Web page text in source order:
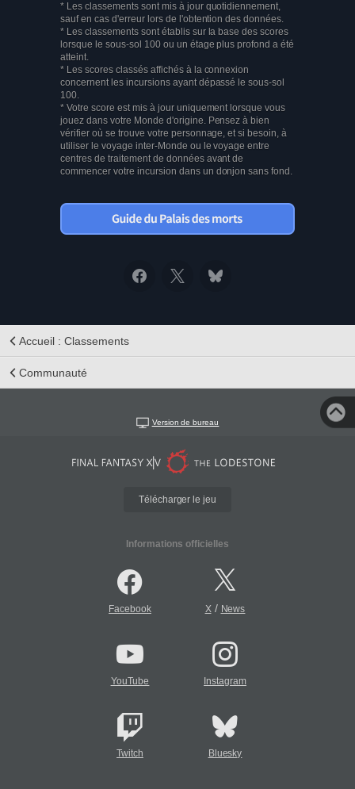
* Les classements sont mis à jour quotidiennement,
sauf en cas d'erreur lors de l'obtention des données.
* Les classements sont établis sur la base des scores
lorsque le sous-sol 100 ou un étage plus profond a été
atteint.
* Les scores classés affichés à la connexion
concernent les incursions ayant dépassé le sous-sol
100.
* Votre score est mis à jour uniquement lorsque vous
jouez dans votre Monde d'origine. Pensez à bien
vérifier où se trouve votre personnage, et si besoin, à
utiliser le voyage inter-Monde ou le voyage entre
centres de traitement de données avant de
commencer votre incursion dans un donjon sans fond.
Accueil : Classements
Communauté
Version de bureau
Télécharger le jeu
Informations officielles
Facebook X/ News
YouTube Instagram
Twitch Bluesky